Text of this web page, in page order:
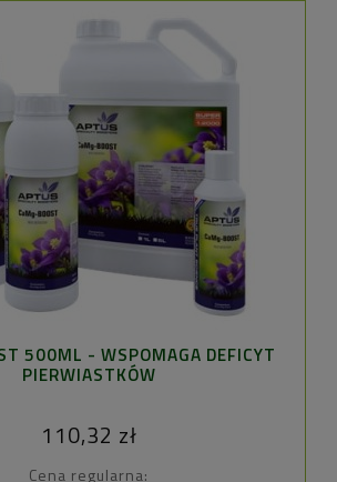
500ML - WSPOMAGA DEFICYT
PIERWIASTKÓW
110,32 zł
Cena regularna: